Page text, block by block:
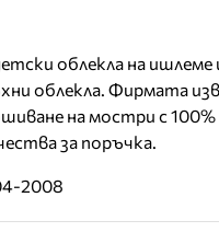
облекла на ишлеме
облекла. Фирмата
на мостри с 100%
за поръчка.
2008